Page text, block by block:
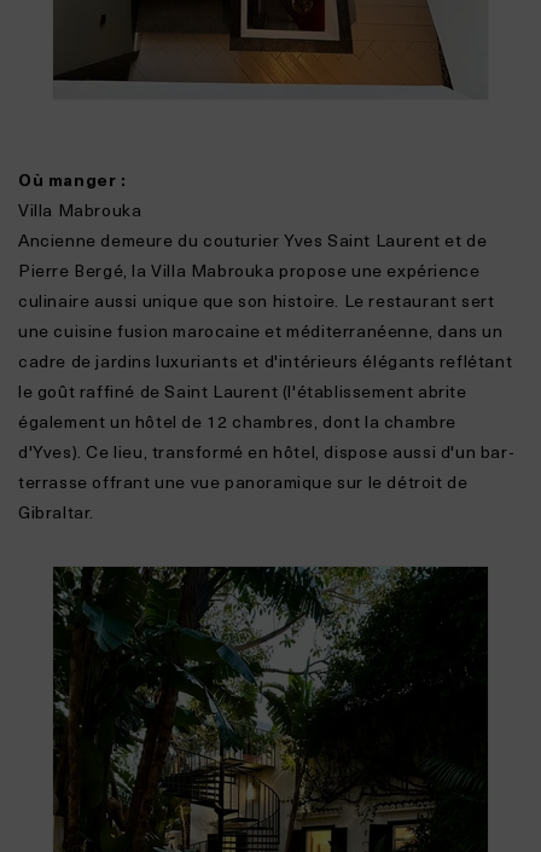
Où manger :
Villa Mabrouka
Ancienne demeure du couturier Yves Saint Laurent et de
Pierre Bergé, la Villa Mabrouka propose une expérience
culinaire aussi unique que son histoire. Le restaurant sert
une cuisine fusion marocaine et méditerranéenne, dans un
cadre de jardins luxuriants et d'intérieurs élégants reflétant
le goût raffiné de Saint Laurent (l'établissement abrite
également un hôtel de 12 chambres, dont la chambre
d'Yves). Ce lieu, transformé en hôtel, dispose aussi d'un bar-
terrasse offrant une vue panoramique sur le détroit de
Gibraltar.